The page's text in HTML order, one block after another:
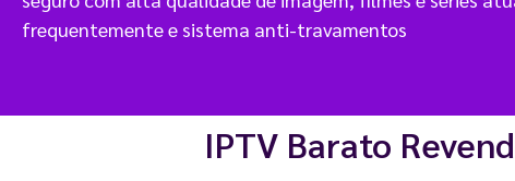
frequentemente e sistema anti-travamentos
IPTV Barato